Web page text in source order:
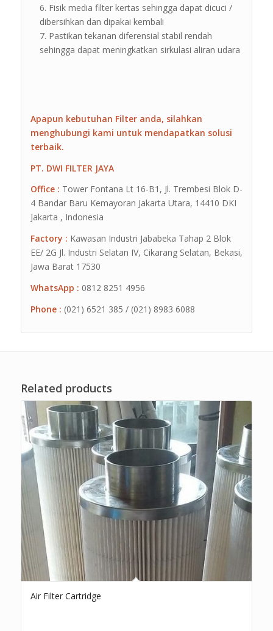
Fisik media filter kertas sehingga dapat dicuci /
dibersihkan dan dipakai kembali
Pastikan tekanan diferensial stabil rendah
sehingga dapat meningkatkan sirkulasi aliran udara
Apapun kebutuhan Filter anda, silahkan
menghubungi kami untuk mendapatkan solusi
terbaik.
PT. DWI FILTER JAYA
Office : Tower Fontana Lt 16-B1, Jl. Trembesi Blok D-
4 Bandar Baru Kemayoran Jakarta Utara, 14410 DKI
Jakarta , Indonesia
Factory : Kawasan Industri Jababeka Tahap 2 Blok
EE/ 2G Jl. Industri Selatan IV, Cikarang Selatan, Bekasi,
Jawa Barat 17530
WhatsApp : 0812 8251 4956
Phone : (021) 6521 385 / (021) 8983 6088
Related products
Air Filter Cartridge